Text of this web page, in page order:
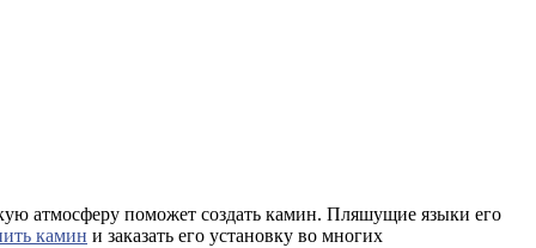
атмосферу поможет создать камин. Пляшущие языки его
камин и заказать его установку во многих